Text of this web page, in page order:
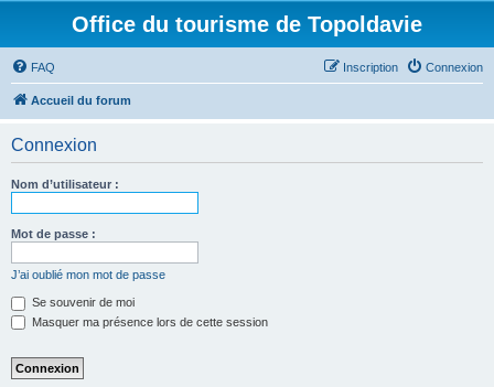
Office du tourisme de Topoldavie
FAQ Connexion
Inscription
Accueil du forum
Connexion
Nom d’utilisateur :
Mot de passe :
J’ai oublié mon mot de passe
Se souvenir de moi
Masquer ma présence lors de cette session